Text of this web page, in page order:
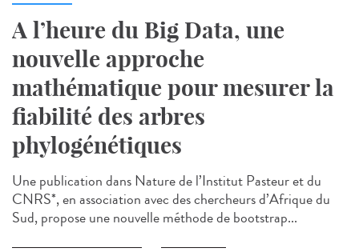
A l’heure du Big Data, une
nouvelle approche
mathématique pour mesurer la
fiabilité des arbres
phylogénétiques
Une publication dans Nature de l’Institut Pasteur et du
CNRS*, en association avec des chercheurs d’Afrique du
Sud, propose une nouvelle méthode de bootstrap...